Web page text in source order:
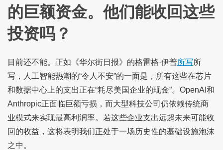
的巨额资金。他们能收回这些
投资吗？
目前还不能。正如《华尔街日报》的格雷格·伊普所写所
写，人工智能热潮的“令人不安”的一面是，所有这些在芯片
和数据中心上的支出正在“耗尽美国企业的现金”。OpenAI和
Anthropic正面临巨额亏损，而大型科技公司仍依赖传统商
业模式来实现最高利润率。若这些企业支出远超未来可能收
回的收益，这将表明我们正处于一场历史性的基础设施泡沫
之中。